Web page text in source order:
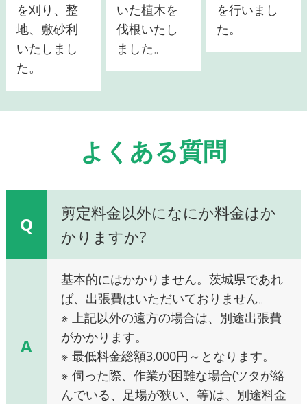
を刈り、整
地、敷砂利
いたしまし
た。
いた植木を
伐根いたし
ました。
を行いまし
た。
よくある質問
Q
剪定料金以外になにか料金はか
かりますか?
A
基本的にはかかりません。茨城県であれ
ば、出張費はいただいておりません。
※ 上記以外の遠方の場合は、別途出張費
がかかります。
※ 最低料金総額3,000円～となります。
※ 伺った際、作業が困難な場合(ツタが絡
んでいる、足場が狭い、等)は、別途料金